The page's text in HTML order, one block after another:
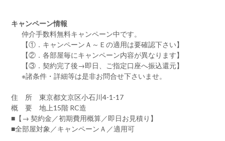
キャンペーン情報
仲介手数料無料キャンペーン中です。
【①．キャンペーンＡ～Ｅの適用は要確認下さい】
【②．各部屋毎にキャンペーン内容が異なります】
【③．契約完了後→即日、ご指定口座へ振込還元】
※諸条件・詳細等は是非お問合せ下さいませ。
住 所 東京都文京区小石川4-1-17
概 要 地上15階 RC造
■【→ 契約金／初期費用概算／即日お見積り】
■全部屋対象／キャンペーンＡ／適用可